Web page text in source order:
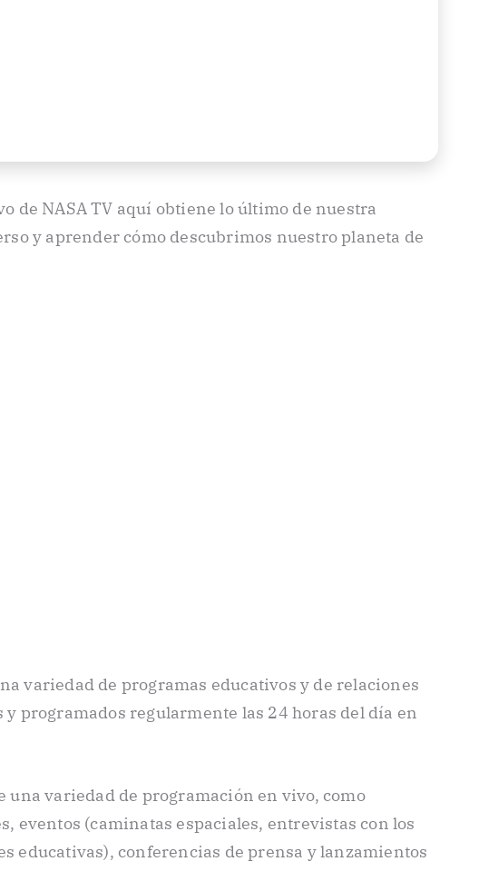
de NASA TV aquí obtiene lo último de nuestra
y aprender cómo descubrimos nuestro planeta de
variedad de programas educativos y de relaciones
programados regularmente las 24 horas del día en
una variedad de programación en vivo, como
eventos (caminatas espaciales, entrevistas con los
educativas), conferencias de prensa y lanzamientos